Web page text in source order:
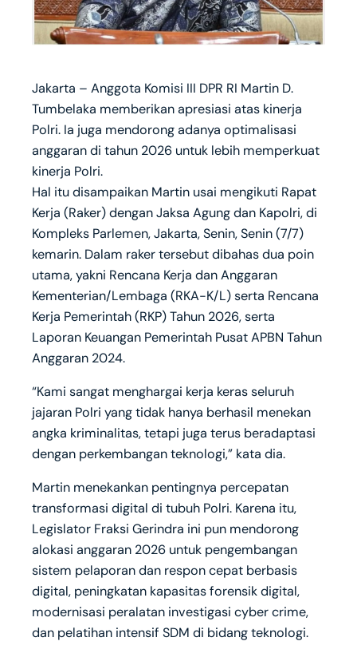
Jakarta – Anggota Komisi III DPR RI Martin D.
Tumbelaka memberikan apresiasi atas kinerja
Polri. Ia juga mendorong adanya optimalisasi
anggaran di tahun 2026 untuk lebih memperkuat
kinerja Polri.
Hal itu disampaikan Martin usai mengikuti Rapat
Kerja (Raker) dengan Jaksa Agung dan Kapolri, di
Kompleks Parlemen, Jakarta, Senin, Senin (7/7)
kemarin. Dalam raker tersebut dibahas dua poin
utama, yakni Rencana Kerja dan Anggaran
Kementerian/Lembaga (RKA-K/L) serta Rencana
Kerja Pemerintah (RKP) Tahun 2026, serta
Laporan Keuangan Pemerintah Pusat APBN Tahun
Anggaran 2024.
“Kami sangat menghargai kerja keras seluruh
jajaran Polri yang tidak hanya berhasil menekan
angka kriminalitas, tetapi juga terus beradaptasi
dengan perkembangan teknologi,” kata dia.
Martin menekankan pentingnya percepatan
transformasi digital di tubuh Polri. Karena itu,
Legislator Fraksi Gerindra ini pun mendorong
alokasi anggaran 2026 untuk pengembangan
sistem pelaporan dan respon cepat berbasis
digital, peningkatan kapasitas forensik digital,
modernisasi peralatan investigasi cyber crime,
dan pelatihan intensif SDM di bidang teknologi.